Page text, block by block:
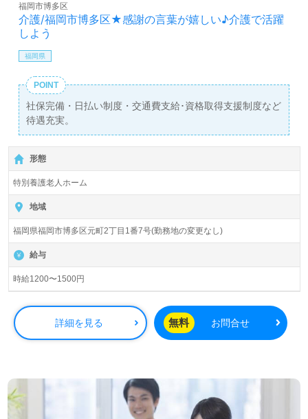
介護/福岡市博多区★感謝の言葉が嬉しい♪介護で活躍
しよう
福岡市博多区
福岡県
POINT
社保完備・日払い制度・交通費支給･資格取得支援制度など
待遇充実。
形態
特別養護老人ホーム
地域
福岡県福岡市博多区元町2丁目1番7号(勤務地の変更なし)
給与
時給1200〜1500円
詳細を見る 無料 お問合せ